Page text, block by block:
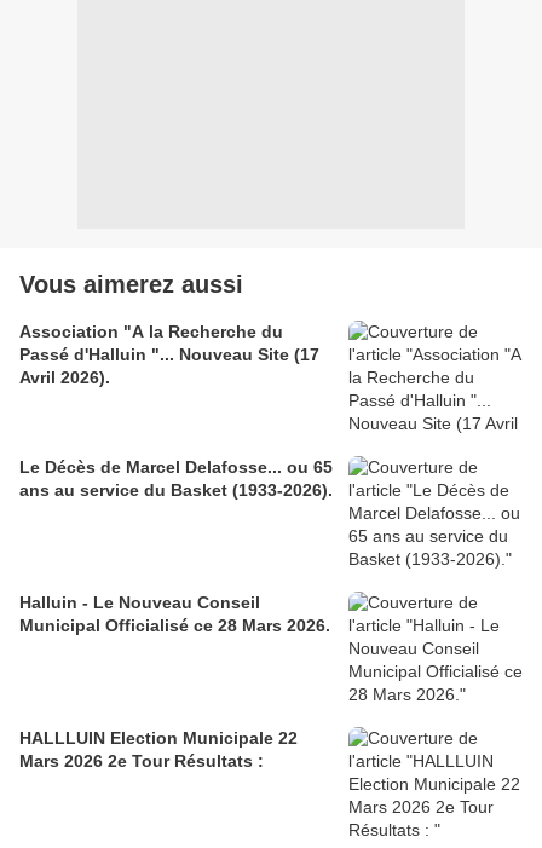
Vous aimerez aussi
Association "A la Recherche du
Passé d'Halluin "... Nouveau Site (17
Avril 2026).
Le Décès de Marcel Delafosse... ou 65
ans au service du Basket (1933-2026).
Halluin - Le Nouveau Conseil
Municipal Officialisé ce 28 Mars 2026.
HALLLUIN Election Municipale 22
Mars 2026 2e Tour Résultats :